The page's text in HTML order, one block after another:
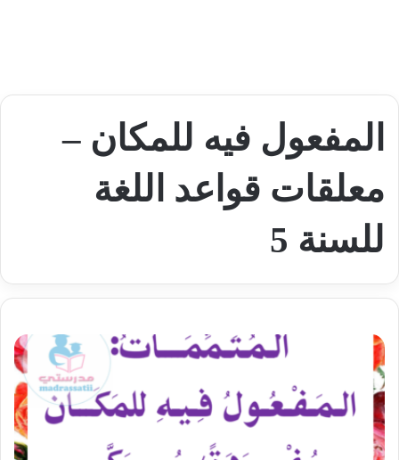
المفعول فيه للمكان –
معلقات قواعد اللغة
للسنة 5